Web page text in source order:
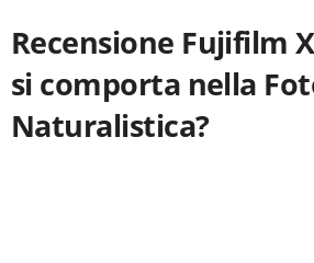
Recensione Fujifilm
si comporta nella
Naturalistica?